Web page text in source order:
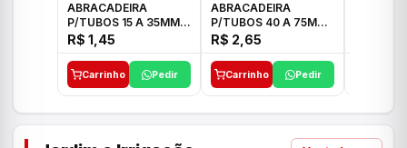
ABRACADEIRA
P/TUBOS 15 A 35MM
TIGRE
R$ 1,45
Carrinho Pedir
ABRACADEIRA
P/TUBOS 40 A 75MM
TIGRE
R$ 2,65
Carrinho Pedir